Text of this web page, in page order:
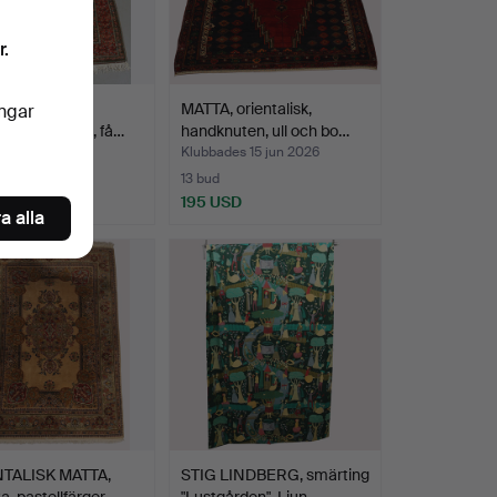
Orientalisk,
bomull, få…
MATTA, orientalisk,
handknuten, ull och bo…
Klubbades 15 jun 2026
13 bud
195 USD
MATTA,
STIG LINDBERG, smärting
alla